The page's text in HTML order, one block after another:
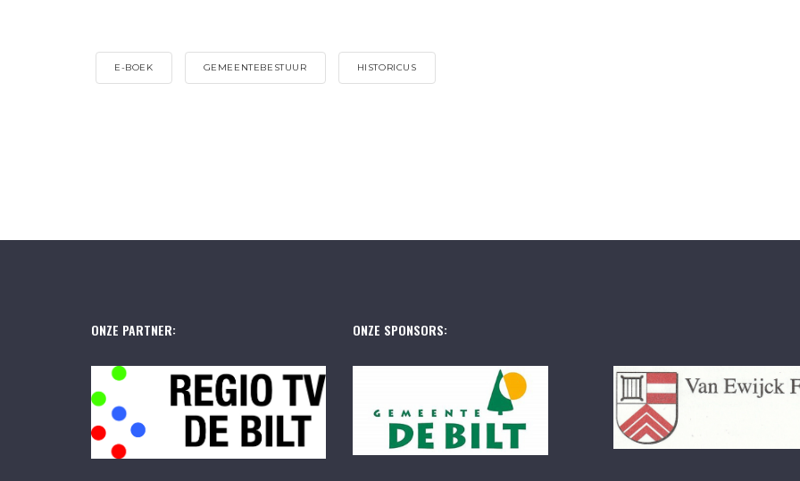
E-BOEK GEMEENTEBESTUUR HISTORICUS
ONZE PARTNER: ONZE SPONSORS: